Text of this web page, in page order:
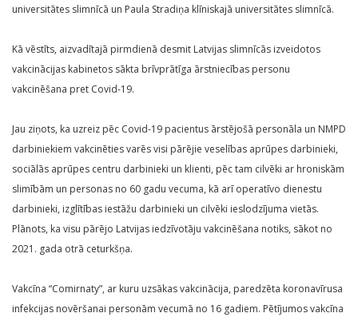
universitātes slimnīcā un Paula Stradiņa klīniskajā universitātes slimnīcā.
Kā vēstīts, aizvadītajā pirmdienā desmit Latvijas slimnīcās izveidotos
vakcinācijas kabinetos sākta brīvprātīga ārstniecības personu
vakcinēšana pret Covid-19.
Jau ziņots, ka uzreiz pēc Covid-19 pacientus ārstējošā personāla un NMPD
darbiniekiem vakcinēties varēs visi pārējie veselības aprūpes darbinieki,
sociālās aprūpes centru darbinieki un klienti, pēc tam cilvēki ar hroniskām
slimībām un personas no 60 gadu vecuma, kā arī operatīvo dienestu
darbinieki, izglītības iestāžu darbinieki un cilvēki ieslodzījuma vietās.
Plānots, ka visu pārējo Latvijas iedzīvotāju vakcinēšana notiks, sākot no
2021. gada otrā ceturkšņa.
Vakcīna “Comirnaty”, ar kuru uzsākas vakcinācija, paredzēta koronavīrusa
infekcijas novēršanai personām vecumā no 16 gadiem. Pētījumos vakcīna